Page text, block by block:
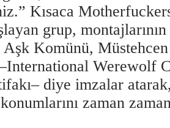
Kısaca
grup,
Aşk Komünü,
Werewolf
diye imzalar
zaman